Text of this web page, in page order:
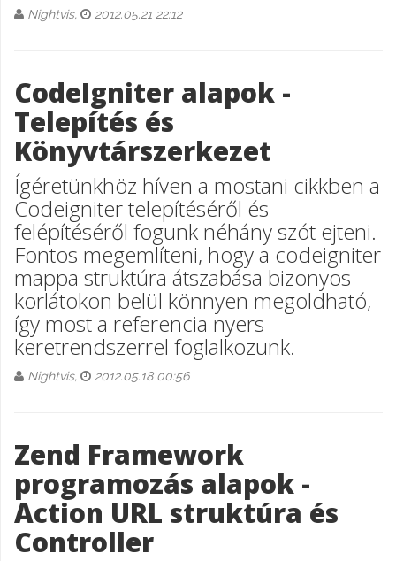
Nightvis, 2012.05.21 22:12
CodeIgniter alapok -
Telepítés és
Könyvtárszerkezet
Ígéretünkhöz híven a mostani cikkben a
Codeigniter telepítéséről és
felépítéséről fogunk néhány szót ejteni.
Fontos megemlíteni, hogy a codeigniter
mappa struktúra átszabása bizonyos
korlátokon belül könnyen megoldható,
így most a referencia nyers
keretrendszerrel foglalkozunk.
Nightvis, 2012.05.18 00:56
Zend Framework
programozás alapok -
Action URL struktúra és
Controller